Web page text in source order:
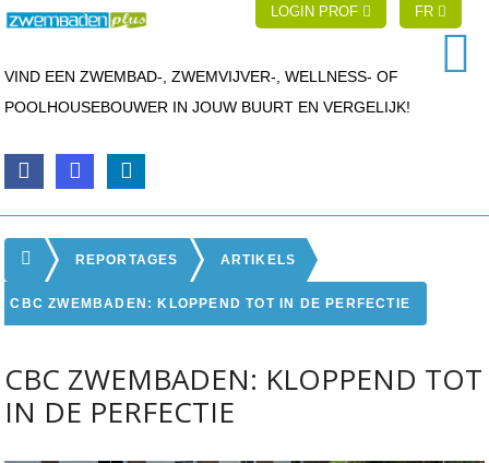
LOGIN PROF FR
VIND EEN ZWEMBAD-, ZWEMVIJVER-, WELLNESS- OF
POOLHOUSEBOUWER IN JOUW BUURT EN VERGELIJK!
REPORTAGES ARTIKELS
CBC ZWEMBADEN: KLOPPEND TOT IN DE PERFECTIE
CBC ZWEMBADEN: KLOPPEND TOT
IN DE PERFECTIE